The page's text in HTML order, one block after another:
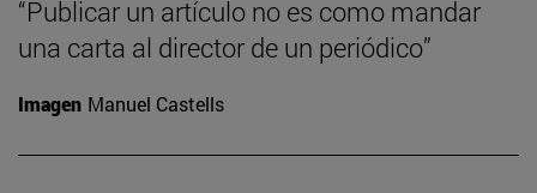
“Publicar un artículo no es como mandar
una carta al director de un periódico”
Imagen Manuel Castells